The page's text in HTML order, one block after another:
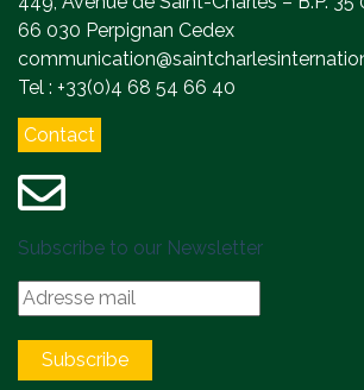
66 030 Perpignan Cedex
Tel : +33(0)4 68 54 66 40
Contact
Subscribe to our Newsletter
Subscribe